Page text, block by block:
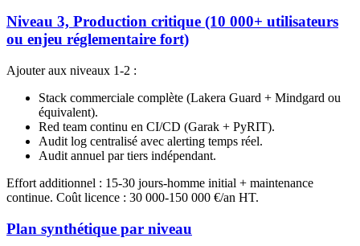
Niveau 3, Production critique (10 000+ utilisateurs
ou enjeu réglementaire fort)
Ajouter aux niveaux 1-2 :
Stack commerciale complète (Lakera Guard + Mindgard ou
équivalent).
Red team continu en CI/CD (Garak + PyRIT).
Audit log centralisé avec alerting temps réel.
Audit annuel par tiers indépendant.
Effort additionnel : 15-30 jours-homme initial + maintenance
continue. Coût licence : 30 000-150 000 €/an HT.
Plan synthétique par niveau